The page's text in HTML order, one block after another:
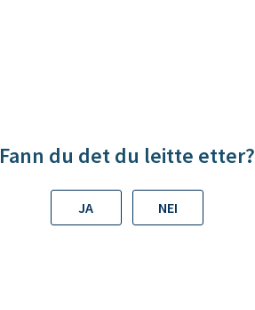
Fann du det du leitte etter?
JA NEI